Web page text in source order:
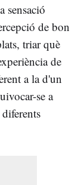
sensació
de bon
triar què
de
a la d'un
se a